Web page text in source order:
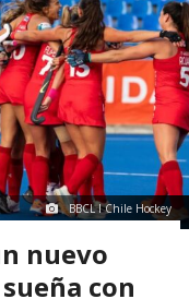
BBCL I Chile Hockey
nuevo
con